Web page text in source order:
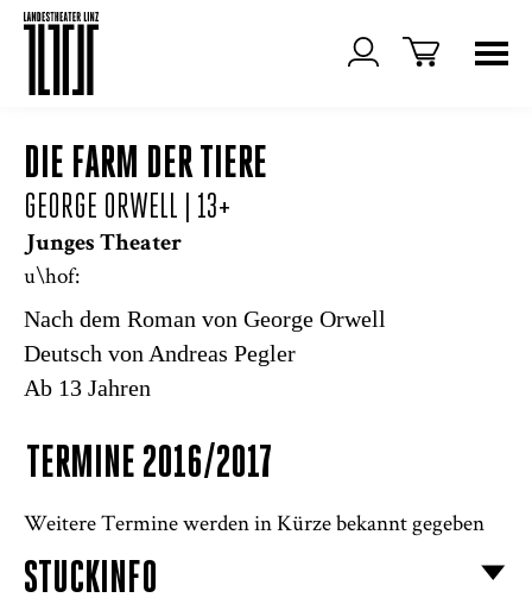
DIE FARM DER TIERE
GEORGE ORWELL | 13+
Junges Theater
u\hof:
Nach dem Roman von George Orwell
Deutsch von Andreas Pegler
Ab 13 Jahren
TERMINE 2016/2017
Weitere Termine werden in Kürze bekannt gegeben
STÜCKINFO